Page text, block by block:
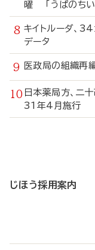
曜 「うぱのちい
キイトルーダ、
データ
医政局の組織
日本薬局方、
31年4月施行
じほう採用案内